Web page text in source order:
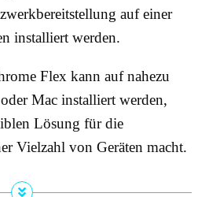
auf einer
installiert werden.
Flex kann auf nahezu
Mac installiert werden,
Lösung für die
Vielzahl von Geräten macht.